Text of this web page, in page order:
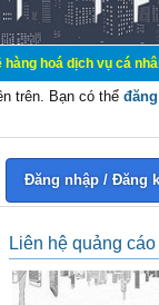
vụ cá nhân,
trên. Bạn có thể
Đăng nhập / Đăng
Liên hệ quảng cáo